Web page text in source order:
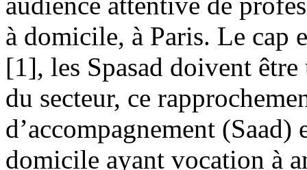
à domicile, à Paris. Le cap
[1], les Spasad doivent
du secteur, ce
d’accompagnement
domicile ayant vocation à